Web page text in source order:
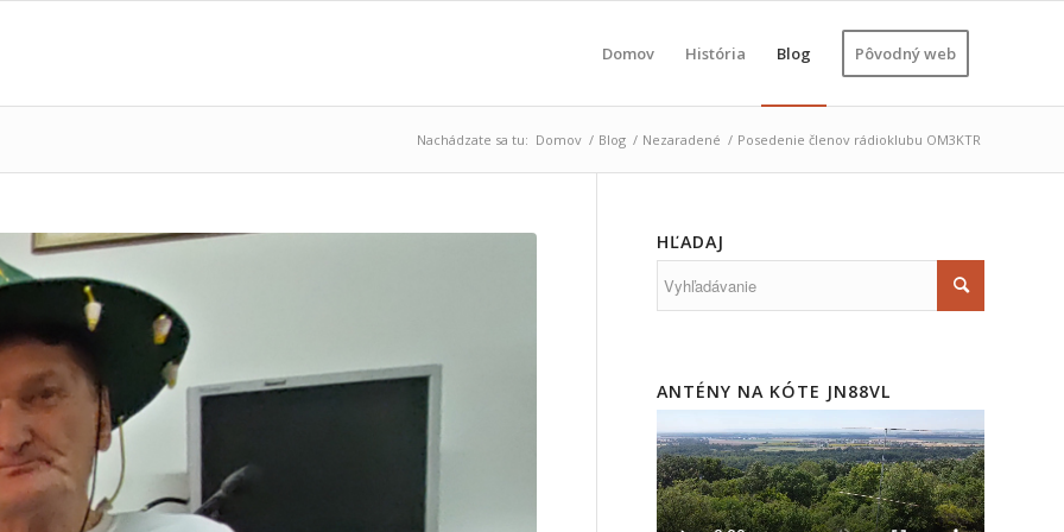
Domov História Blog Pôvodný web
Nachádzate sa tu: Domov / Blog / Nezaradené / Posedenie členov rádioklubu OM3KTR
HĽADAJ
ANTÉNY NA KÓTE JN88VL